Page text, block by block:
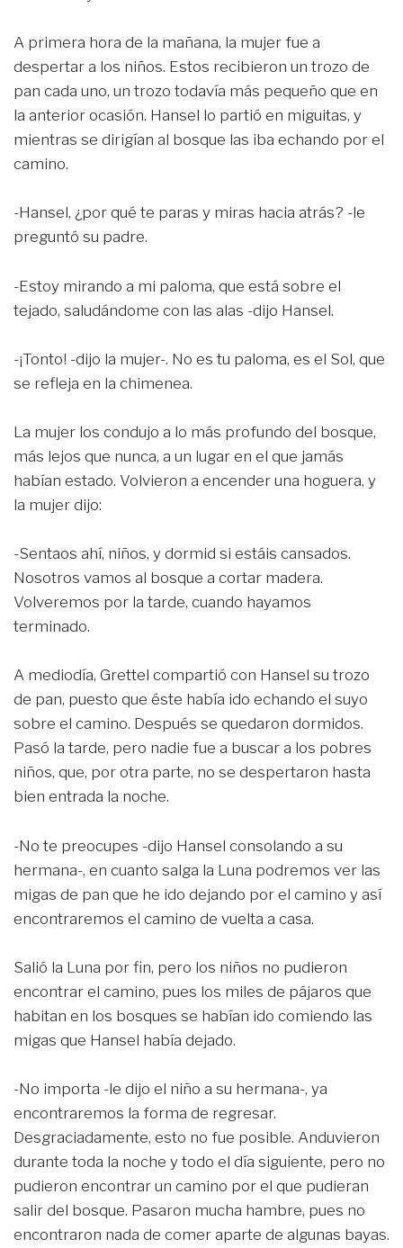
A primera hora de la mañana, la mujer fue a
despertar a los niños. Estos recibieron un trozo de
pan cada uno, un trozo todavía más pequeño que en
la anterior ocasión. Hansel lo partió en miguitas, y
mientras se dirigían al bosque las iba echando por el
camino.
-Hansel, ¿por qué te paras y miras hacia atrás? -le
preguntó su padre.
-Estoy mirando a mi paloma, que está sobre el
tejado, saludándome con las alas -dijo Hansel.
-¡Tonto! -dijo la mujer-. No es tu paloma, es el Sol, que
se refleja en la chimenea.
La mujer los condujo a lo más profundo del bosque,
más lejos que nunca, a un lugar en el que jamás
habían estado. Volvieron a encender una hoguera, y
la mujer dijo:
-Sentaos ahí, niños, y dormid si estáis cansados.
Nosotros vamos al bosque a cortar madera.
Volveremos por la tarde, cuando hayamos
terminado.
A mediodía, Grettel compartió con Hansel su trozo
de pan, puesto que éste había ido echando el suyo
sobre el camino. Después se quedaron dormidos.
Pasó la tarde, pero nadie fue a buscar a los pobres
niños, que, por otra parte, no se despertaron hasta
bien entrada la noche.
-No te preocupes -dijo Hansel consolando a su
hermana-, en cuanto salga la Luna podremos ver las
migas de pan que he ido dejando por el camino y así
encontraremos el camino de vuelta a casa.
Salió la Luna por fin, pero los niños no pudieron
encontrar el camino, pues los miles de pájaros que
habitan en los bosques se habían ido comiendo las
migas que Hansel había dejado.
-No importa -le dijo el niño a su hermana-, ya
encontraremos la forma de regresar.
Desgraciadamente, esto no fue posible. Anduvieron
durante toda la noche y todo el día siguiente, pero no
pudieron encontrar un camino por el que pudieran
salir del bosque. Pasaron mucha hambre, pues no
encontraron nada de comer aparte de algunas bayas.